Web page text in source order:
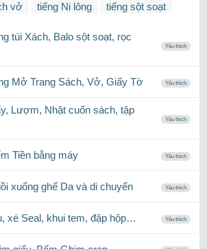
vở tiếng Ni lông tiếng sột soạt
túi Xách, Balo sột soạt, rọc
Yêu thích
Mở Trang Sách, Vở, Giấy Tờ Yêu thích
Lượm, Nhặt cuốn sách, tập
Yêu thích
Tiền bằng máy Yêu thích
xuống ghế Da và di chuyển Yêu thích
xé Seal, khui tem, đập hộp… Yêu thích